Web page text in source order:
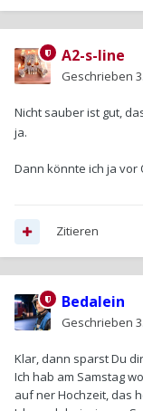
A2-s-line
Geschrieben
Nicht sauber ist gut,
ja.
Dann könnte ich ja vor
Zitieren
Bedalein
Geschrieben
Klar, dann sparst Du
Ich hab am Samstag
auf ner Hochzeit, das